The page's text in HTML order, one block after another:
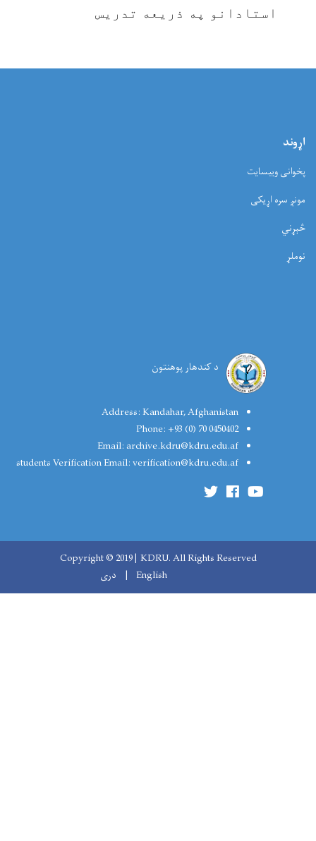
استادانو په ذريعه تدريس
ویبسایت
سره اړیکی
د کندهار پوهنتون
Address:Kandahar, Afghanistan
Phone:+93 (0) 70 0450402
Email:archive.kdru@kdru.edu.af
students Verification Email: verification@kdru.edu.af
Copyright © 2019 | KDRU. All Rights Reserved
English
دری